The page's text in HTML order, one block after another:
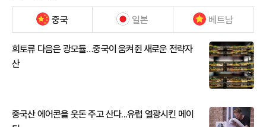
중국 일본 베트남
희토류 다음은 광모듈…중국이 움켜쥔 새로운 전략자
산
중국산 에어콘을 웃돈 주고 산다...유럽 열광시킨 메이